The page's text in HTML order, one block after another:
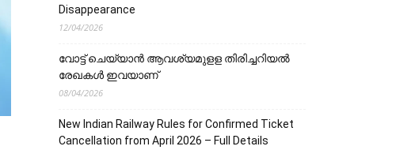
Disappearance
12/04/2026
വോട്ട് ചെയ്യാന്‍ ആവശ്യമുളള തിരിച്ചറിയല്‍
രേഖകള്‍ ഇവയാണ്
08/04/2026
New Indian Railway Rules for Confirmed Ticket
Cancellation from April 2026 – Full Details